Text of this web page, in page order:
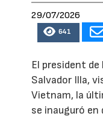
29/07/2026
641
El president
Salvador Illa,
Vietnam, la
se inauguró en